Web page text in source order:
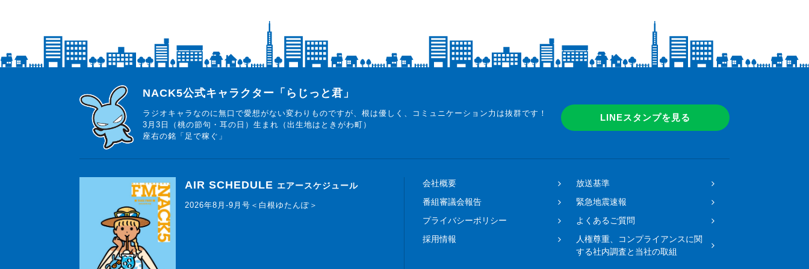
らじっと君
NACK5公式キャラクター「らじっと君」
ラジオキャラなのに無口で愛想がない変わりものですが、根は優しく、コミュニケーション力は抜群です！
3月3日（桃の節句・耳の日）生まれ（出生地はときがわ町）
座右の銘「足で稼ぐ」
LINEスタンプを見る
AIR SCHEDULE エアースケジュール
2026年8月-9月号＜白根ゆたんぽ＞
会社概要
放送基準
番組審議会報告
緊急地震速報
プライバシーポリシー
よくあるご質問
採用情報
人権尊重、コンプライアンスに関
する社内調査と当社の取組